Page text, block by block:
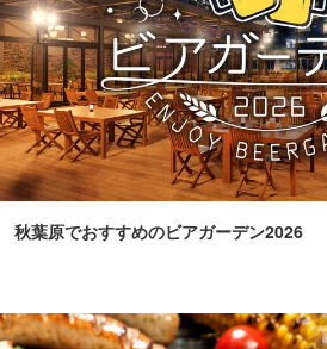
秋葉原でおすすめのビアガーデン2026